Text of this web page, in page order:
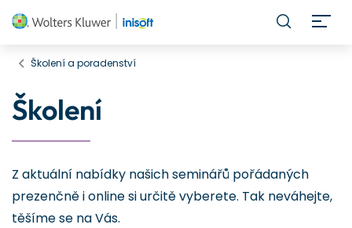
Školení a poradenství
Školení
Z aktuální nabídky našich seminářů pořádaných
prezenčně i online si určitě vyberete. Tak neváhejte,
těšíme se na Vás.